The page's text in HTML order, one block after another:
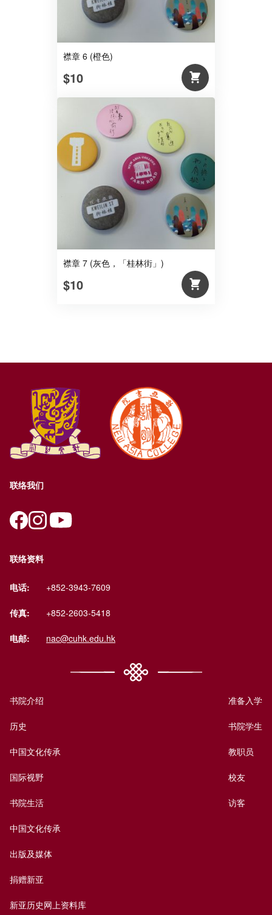
襟章 6 (橙色)
$10
襟章 7 (灰色，「桂林街」)
$10
联络我们
联络资料
电话: +852-3943-7609
传真: +852-2603-5418
电邮: nac@cuhk.edu.hk
书院介绍
历史
中国文化传承
国际视野
书院生活
中国文化传承
出版及媒体
捐赠新亚
新亚历史网上资料库
准备入学
书院学生
教职员
校友
访客